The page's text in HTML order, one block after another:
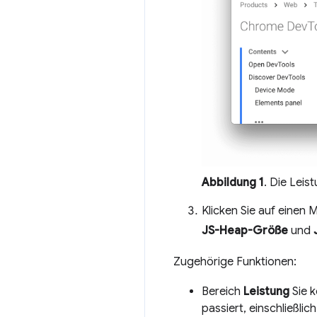
Abbildung 1. Die
Klicken Sie auf einen
JS-Heap-Größe und
Zugehörige Funktionen:
Bereich Leistung Sie
passiert,